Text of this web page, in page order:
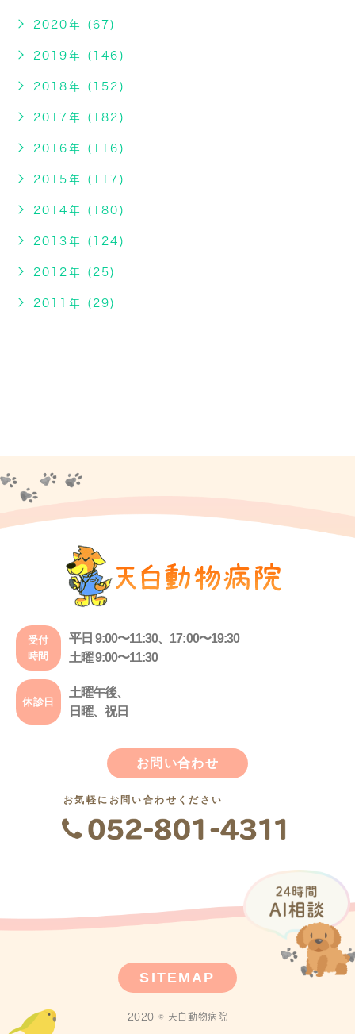
2020年 (67)
2019年 (146)
2018年 (152)
2017年 (182)
2016年 (116)
2015年 (117)
2014年 (180)
2013年 (124)
2012年 (25)
2011年 (29)
受付
時間
平日 9:00〜11:30、17:00〜19:30
土曜 9:00〜11:30
休診日
土曜午後、
日曜、祝日
お問い合わせ
お気軽にお問い合わせください
SITEMAP
2020 © 天白動物病院